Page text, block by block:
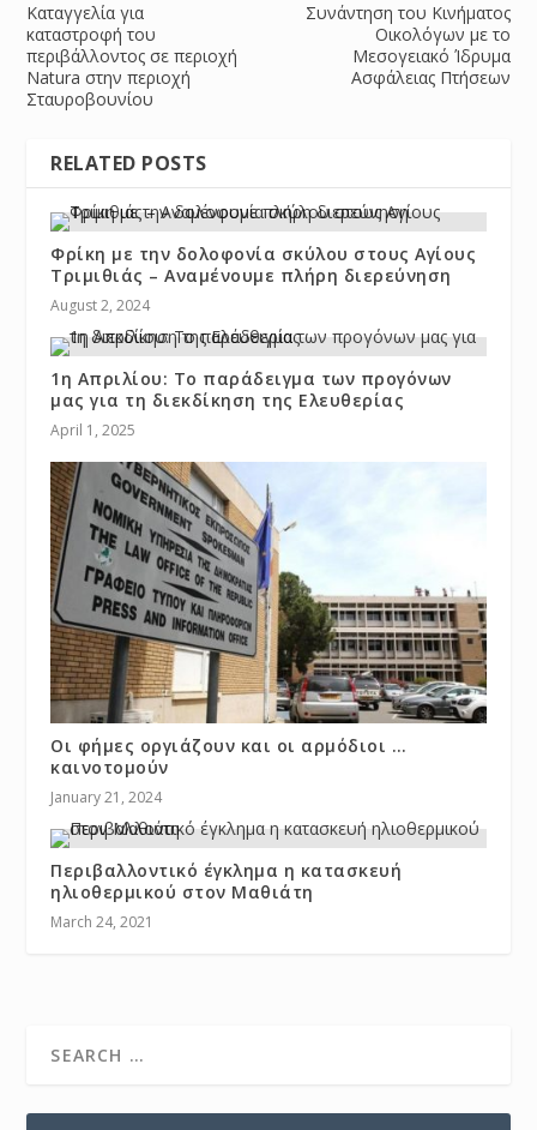
Καταγγελία για
καταστροφή του
περιβάλλοντος σε περιοχή
Natura στην περιοχή
Σταυροβουνίου
Συνάντηση του Κινήματος
Οικολόγων με το
Μεσογειακό Ίδρυμα
Ασφάλειας Πτήσεων
RELATED POSTS
Φρίκη με την δολοφονία σκύλου στους Αγίους
Τριμιθιάς – Αναμένουμε πλήρη διερεύνηση
August 2, 2024
1η Απριλίου: Το παράδειγμα των προγόνων
μας για τη διεκδίκηση της Ελευθερίας
April 1, 2025
Οι φήμες οργιάζουν και οι αρμόδιοι …
καινοτομούν
January 21, 2024
Περιβαλλοντικό έγκλημα η κατασκευή
ηλιοθερμικού στον Μαθιάτη
March 24, 2021